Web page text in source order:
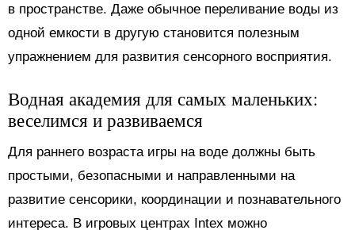
в пространстве. Даже обычное переливание воды из
одной емкости в другую становится полезным
упражнением для развития сенсорного восприятия.
Водная академия для самых маленьких:
веселимся и развиваемся
Для раннего возраста игры на воде должны быть
простыми, безопасными и направленными на
развитие сенсорики, координации и познавательного
интереса. В игровых центрах Intex можно